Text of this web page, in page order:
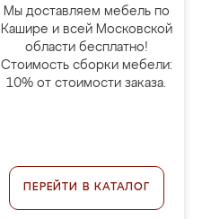
Мы доставляем мебель по
Кашире и всей Московской
области бесплатно!
Стоимость сборки мебели:
10% от стоимости заказа.
ПЕРЕЙТИ В КАТАЛОГ